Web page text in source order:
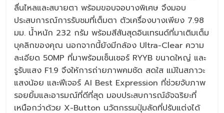
ลื่นไหลและสบายตา พร้อมขอบจอบางพิเศษ จึงมอบ
ประสบการณ์การรับชมที่เต็มตา ตัวเครื่องบางเพียง 7.98
มม. น้ำหนัก 232 กรัม พร้อมสีสันสุดอินเทรนด์ที่มาเติมเต็ม
บุคลิกของคุณ นอกจากนี้ยังมีกล้อง Ultra-Clear ความ
ละเอียด 50MP ที่มาพร้อมเซ็นเซอร์ RYYB ขนาดใหญ่ และ
รูรับแสง F1.9 จึงให้การถ่ายภาพคมชัด สดใส แม้ในสภาวะ
แสงน้อย และฟีเจอร์ AI Best Expression ที่ช่วยจับภาพ
รอยยิ้มและอารมณ์ที่ดีที่สุด มอบประสบการณ์อัจฉริยะที่
เหนือกว่าด้วย X-Button นวัตกรรมปุ่มลัดที่ปรับแต่งได้